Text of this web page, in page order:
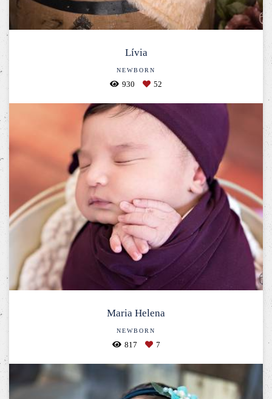
Lívia
NEWBORN
930 52
Maria Helena
NEWBORN
817 7